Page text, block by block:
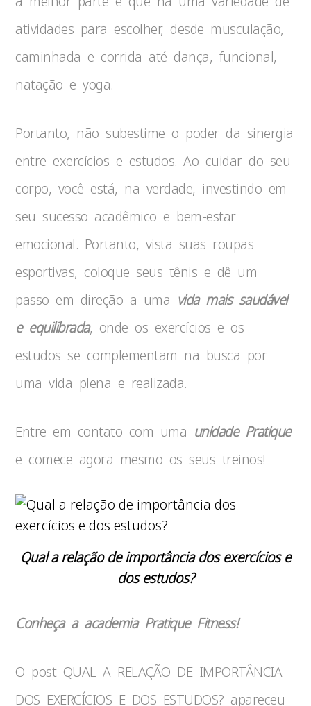
atividades para escolher, desde musculação,
caminhada e corrida até dança, funcional,
natação e yoga.
Portanto, não subestime o poder da sinergia
entre exercícios e estudos. Ao cuidar do seu
corpo, você está, na verdade, investindo em
seu sucesso acadêmico e bem-estar
emocional. Portanto, vista suas roupas
esportivas, coloque seus tênis e dê um
passo em direção a uma vida mais saudável
e equilibrada, onde os exercícios e os
estudos se complementam na busca por
uma vida plena e realizada.
Entre em contato com uma unidade Pratique
e comece agora mesmo os seus treinos!
Qual a relação de importância dos exercícios e
dos estudos?
Conheça a academia Pratique Fitness!
O post QUAL A RELAÇÃO DE IMPORTÂNCIA
DOS EXERCÍCIOS E DOS ESTUDOS? apareceu